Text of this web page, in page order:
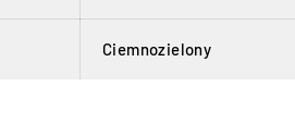
Ciemnozielony